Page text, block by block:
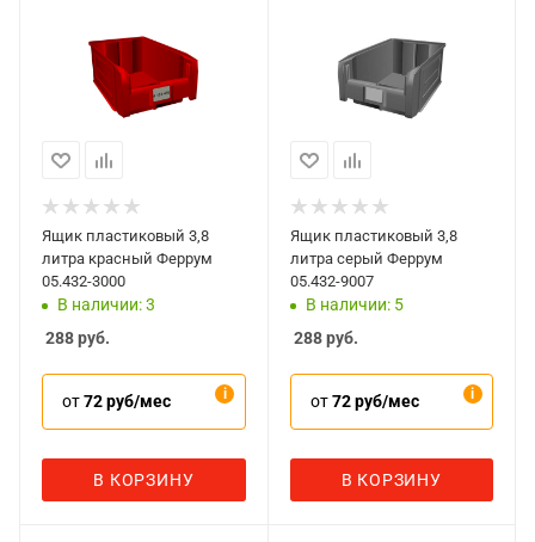
Ящик пластиковый 3,8
литра красный Феррум
05.432-3000
В наличии: 3
288руб.
от72 руб/мес
В КОРЗИНУ
Ящик пластиковый 3,8
литра серый Феррум
05.432-9007
В наличии: 5
288руб.
от72 руб/мес
В КОРЗИНУ